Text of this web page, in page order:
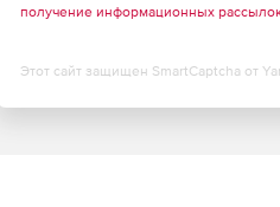
получение информационных
Этот сайт защищен SmartCaptcha от